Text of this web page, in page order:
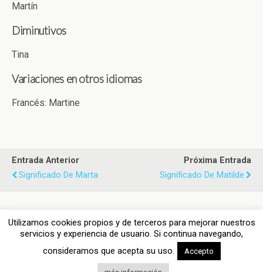
Martín
Diminutivos
Tina
Variaciones en otros idiomas
Francés: Martine
Entrada Anterior
Significado De Marta
Próxima Entrada
Significado De Matilde
Volver arriba
Móvil Escritorio
Utilizamos cookies propios y de terceros para mejorar nuestros
servicios y experiencia de usuario. Si continua navegando,
consideramos que acepta su uso.
Accepto